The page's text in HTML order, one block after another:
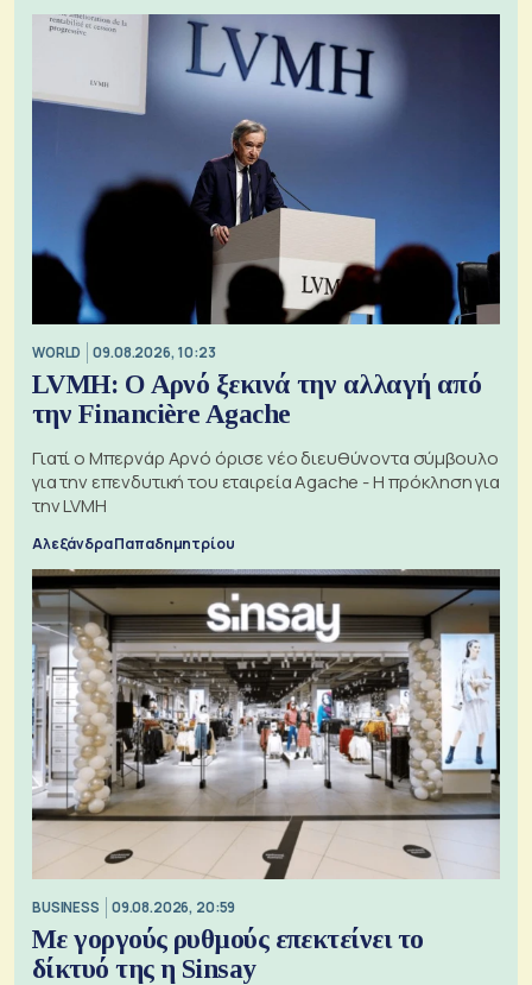
WORLD 09.08.2026, 10:23
LVMH: Ο Αρνό ξεκινά την αλλαγή από
την Financière Agache
Γιατί ο Μπερνάρ Αρνό όρισε νέο διευθύνοντα σύμβουλο
για την επενδυτική του εταιρεία Agache - Η πρόκληση για
την LVMH
Αλεξάνδρα Παπαδημητρίου
BUSINESS 09.08.2026, 20:59
Με γοργούς ρυθμούς επεκτείνει το
δίκτυό της η Sinsay